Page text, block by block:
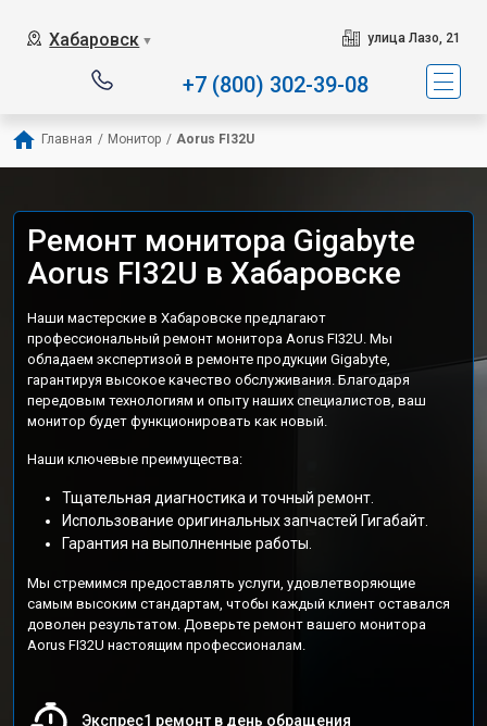
Хабаровск ▼ улица Лазо, 21
+7 (800) 302-39-08
Главная / Монитор / Aorus FI32U
Ремонт монитора Gigabyte
Aorus FI32U в Хабаровске
Наши мастерские в Хабаровске предлагают
профессиональный ремонт монитора Aorus FI32U. Мы
обладаем экспертизой в ремонте продукции Gigabyte,
гарантируя высокое качество обслуживания. Благодаря
передовым технологиям и опыту наших специалистов, ваш
монитор будет функционировать как новый.
Наши ключевые преимущества:
Тщательная диагностика и точный ремонт.
Использование оригинальных запчастей Гигабайт.
Гарантия на выполненные работы.
Мы стремимся предоставлять услуги, удовлетворяющие
самым высоким стандартам, чтобы каждый клиент оставался
доволен результатом. Доверьте ремонт вашего монитора
Aorus FI32U настоящим профессионалам.
Экспрес1 ремонт в день обращения